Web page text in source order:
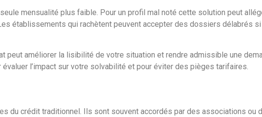
mensualité plus faible. Pour un profil mal noté cette solution peut
établissements qui rachètent peuvent accepter des dossiers délabrés
peut améliorer la lisibilité de votre situation et rendre admissible une
l’impact sur votre solvabilité et pour éviter des pièges tarifaires.
du crédit traditionnel. Ils sont souvent accordés par des associations ou